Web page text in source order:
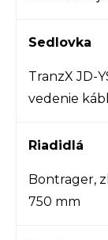
Sedlovka
TranzX JD-
vedenie
Riadidlá
Bontrager,
750 mm